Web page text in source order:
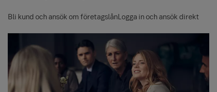
Bli kund och ansök om företagslånLogga in och ansök direkt